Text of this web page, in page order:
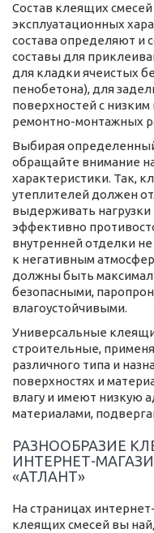
Состав клеящих
эксплуатационных
состава определяют и
составы для
для кладки ячеистых
пенобетона), для
поверхностей с
ремонтно-монтажных
Выбирая
обращайте внимание
характеристики. Так,
утеплителей должен
выдерживать
эффективно
внутренней отделки
к негативным
должны быть
безопасными,
влагоустойчивыми.
Универсальные
строительные,
различного типа и
поверхностях и
влагу и имеют низкую
материалами,
РАЗНООБРАЗИЕ
ИНТЕРНЕТ-
«АТЛАНТ»
На страницах
клеящих смесей вы